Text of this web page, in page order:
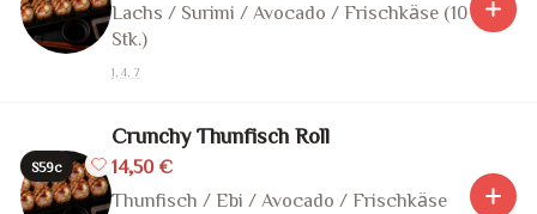
Lachs / Surimi / Avocado / Frischkäse (10
Stk.)
1, 4, 7
S59c
Crunchy Thunfisch Roll
14,50 €
Thunfisch / Ebi / Avocado / Frischkäse